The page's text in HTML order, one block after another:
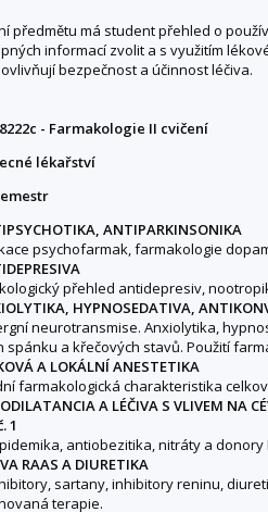
předmětu má student přehled o
informací zvolit a s využitím
bezpečnost a účinnost léčiva.
- Farmakologie II cvičení
lékařství
ANTIPARKINSONIKA
psychofarmak, farmakologie
přehled antidepresiv,
HYPNOSEDATIVA,
neurotransmise. Anxiolytika,
spánku a křečových stavů. Použití
A LOKÁLNÍ ANESTETIKA
farmakologická charakteristika
A LÉČIVA S VLIVEM NA
1
antiobezitika, nitráty a donory
RAAS A DIURETIKA
sartany, inhibitory reninu,
terapie.